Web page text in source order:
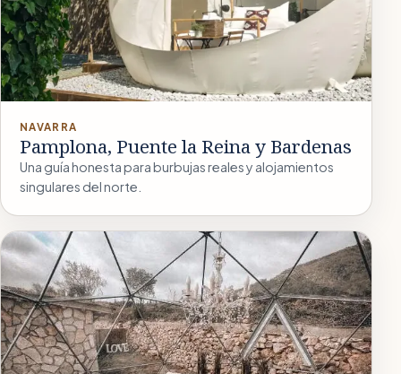
NAVARRA
Pamplona, Puente la Reina y Bardenas
Una guía honesta para burbujas reales y alojamientos
singulares del norte.